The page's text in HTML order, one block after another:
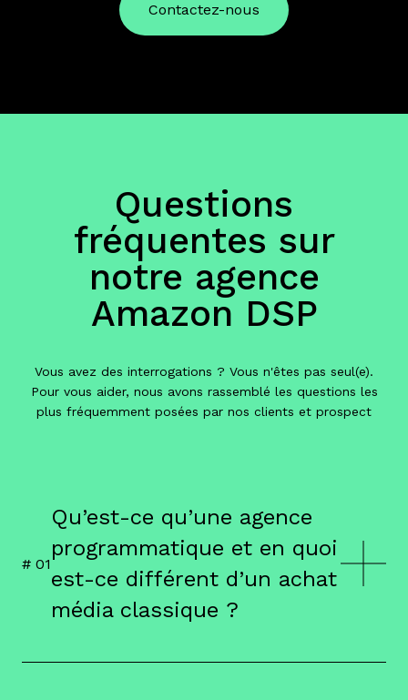
Contactez-nous
Questions
fréquentes sur
notre agence
Amazon DSP
Vous avez des interrogations ? Vous n'êtes pas seul(e).
Pour vous aider, nous avons rassemblé les questions les
plus fréquemment posées par nos clients et prospect
# 01
Qu’est-ce qu’une agence
programmatique et en quoi
est-ce différent d’un achat
média classique ?
Qu’est-ce qu’une agence